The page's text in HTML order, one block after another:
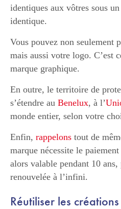
identiques aux vôtres sous
identique.
Vous pouvez non seulement
mais aussi votre logo. C’est
marque graphique.
En outre, le territoire de
s’étendre au Benelux, à l’
monde entier, selon votre
Enfin, rappelons tout de
marque nécessite le
alors valable pendant 10
renouvelée à l’infini.
Réutiliser les